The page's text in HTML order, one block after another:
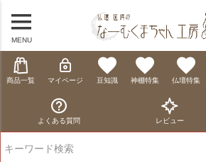
MENU
商品一覧 マイページ 豆知識 神棚特集 仏壇特集
よくある質問 レビュー